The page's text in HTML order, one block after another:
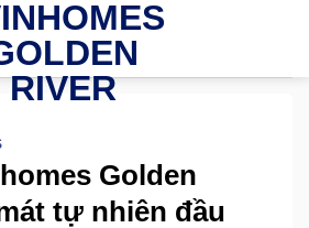
Golden
tự nhiên đầu